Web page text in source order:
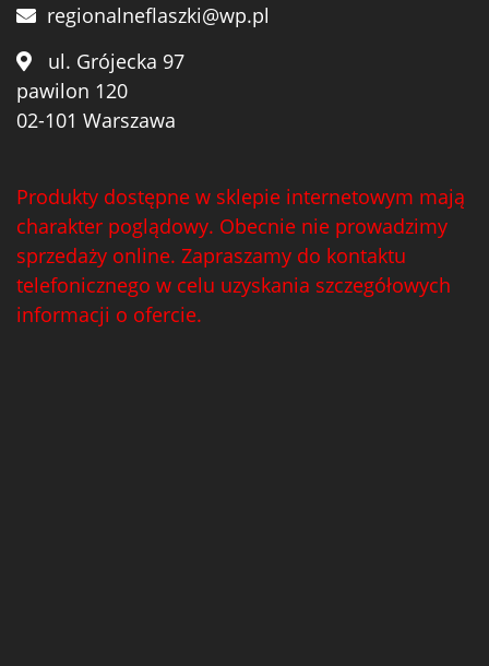
regionalneflaszki@wp.pl
ul. Grójecka 97
pawilon 120
02-101 Warszawa
Produkty dostępne w sklepie internetowym mają
charakter poglądowy. Obecnie nie prowadzimy
sprzedaży online. Zapraszamy do kontaktu
telefonicznego w celu uzyskania szczegółowych
informacji o ofercie.